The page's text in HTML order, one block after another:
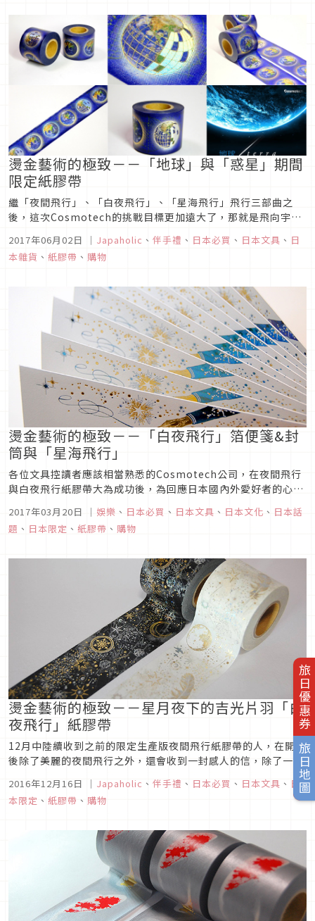
旅日優惠券
旅日地圖
燙金藝術的極致－－「地球」與「惑星」期間
限定紙膠帶
繼「夜間飛行」、「白夜飛行」、「星海飛行」飛行三部曲之
後，這次Cosmotech的挑戰目標更加遠大了，那就是飛向宇
2017年06月02日 ｜ Japaholic 、 伴手禮 、 日本必買 、 日本文具 、 日
本雜貨 、 紙膠帶 、 購物
燙金藝術的極致－－「白夜飛行」箔便箋&封
筒與「星海飛行」
各位文具控讀者應該相當熟悉的Cosmotech公司，在夜間飛行
與白夜飛行紙膠帶大為成功後，為回應日本國內外愛好者的心
2017年03月20日 ｜ 娛樂 、 日本必買 、 日本文具 、 日本文化 、 日本話
題 、 日本限定 、 紙膠帶 、 購物
燙金藝術的極致－－星月夜下的吉光片羽「白
夜飛行」紙膠帶
12月中陸續收到之前的限定生產版夜間飛行紙膠帶的人，在開箱
後除了美麗的夜間飛行之外，還會收到一封感人的信，除了一樣
滿溢著對印刷工作的驕傲及堅持外，還搶先透露出新作「白夜飛
行」紙膠帶的訊息！！
2016年12月16日 ｜ Japaholic 、 伴手禮 、 日本必買 、 日本文具 、 日
本限定 、 紙膠帶 、 購物